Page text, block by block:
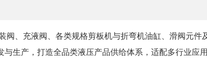
阀、充液阀、各类规格剪板机与折弯机油缸、滑阀元件
生产，打造全品类液压产品供给体系，适配多行业应用